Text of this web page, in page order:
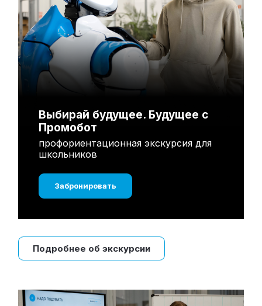
Выбирай будущее. Будущее с
Промобот
профориентационная экскурсия для
школьников
Забронировать
Подробнее об экскурсии